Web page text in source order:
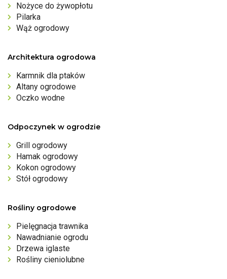
Nożyce do żywopłotu
Pilarka
Wąż ogrodowy
Architektura ogrodowa
Karmnik dla ptaków
Altany ogrodowe
Oczko wodne
Odpoczynek w ogrodzie
Grill ogrodowy
Hamak ogrodowy
Kokon ogrodowy
Stół ogrodowy
Rośliny ogrodowe
Pielęgnacja trawnika
Nawadnianie ogrodu
Drzewa iglaste
Rośliny cieniolubne